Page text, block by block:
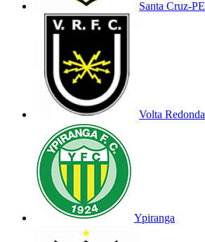
Santa Cruz-PE
Volta Redonda
Ypiranga